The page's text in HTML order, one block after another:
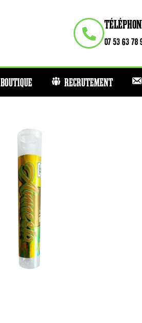
07 53 63 78
BOUTIQUE RECRUTEMENT